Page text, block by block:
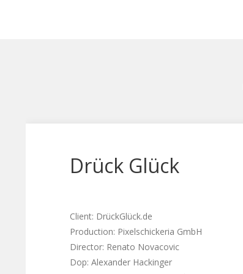
Drück Glück
Client: DrückGlück.de
Production: Pixelschickeria GmbH
Director: Renato Novacovic
Dop: Alexander Hackinger